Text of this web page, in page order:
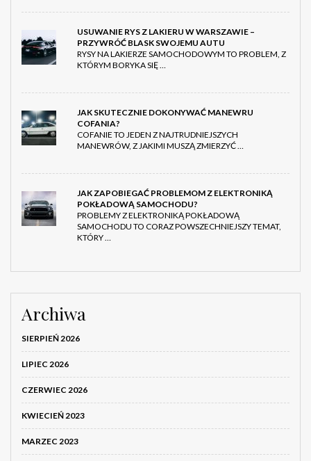
USUWANIE RYS Z LAKIERU W WARSZAWIE –
PRZYWRÓĆ BLASK SWOJEMU AUTU
RYSY NA LAKIERZE SAMOCHODOWYM TO PROBLEM, Z
KTÓRYM BORYKA SIĘ …
JAK SKUTECZNIE DOKONYWAĆ MANEWRU
COFANIA?
COFANIE TO JEDEN Z NAJTRUDNIEJSZYCH
MANEWRÓW, Z JAKIMI MUSZĄ ZMIERZYĆ …
JAK ZAPOBIEGAĆ PROBLEMOM Z ELEKTRONIKĄ
POKŁADOWĄ SAMOCHODU?
PROBLEMY Z ELEKTRONIKĄ POKŁADOWĄ
SAMOCHODU TO CORAZ POWSZECHNIEJSZY TEMAT,
KTÓRY …
Archiwa
SIERPIEŃ 2026
LIPIEC 2026
CZERWIEC 2026
KWIECIEŃ 2023
MARZEC 2023